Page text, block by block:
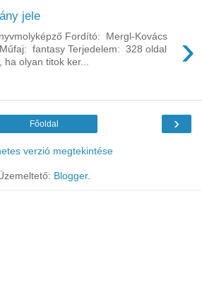
jele
›
Fordító: Mergl-Kovács
fantasy Terjedelem: 328 oldal
ha olyan titok ker...
›
Főoldal
verzió megtekintése
Blogger.